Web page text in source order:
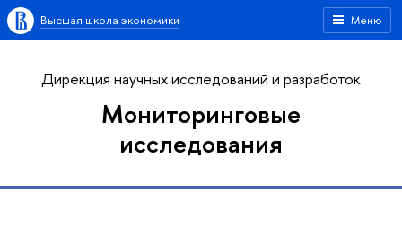
Меню
Высшая школа экономики
Дирекция научных исследований и разработок
Мониторинговые
исследования